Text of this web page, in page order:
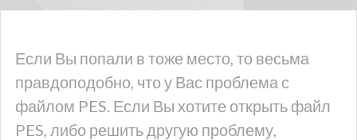
Если Вы попали в тоже место, то весьма
правдоподобно, что у Вас проблема с
файлом PES. Если Вы хотите открыть файл
PES, либо решить другую проблему,